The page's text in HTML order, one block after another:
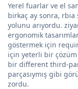
Yerel fuarlar ve el
birkaç ay sonra, rbia
yolunu arıyordu.
ergonomik
göstermek için
için yeterli bir
bir different third-
parçasıymış gibi
zordu.